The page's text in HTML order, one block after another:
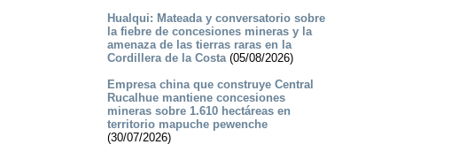
Hualqui: Mateada y conversatorio sobre
la fiebre de concesiones mineras y la
amenaza de las tierras raras en la
Cordillera de la Costa(05/08/2026)
Empresa china que construye Central
Rucalhue mantiene concesiones
mineras sobre 1.610 hectáreas en
territorio mapuche pewenche
(30/07/2026)